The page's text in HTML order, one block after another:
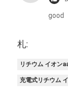
good
札:
リチウム イオン
充電式リチウム